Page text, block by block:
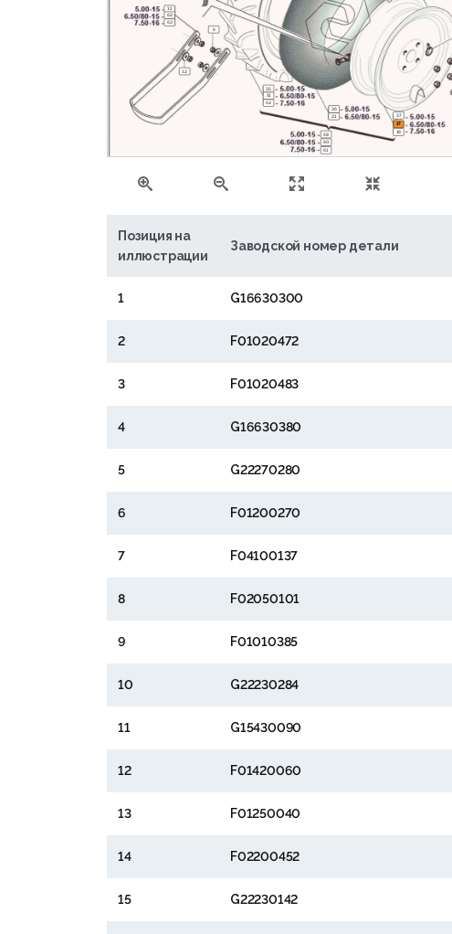
6
11
12
17
18
21
35
36
37
51
52
58
60
61
62
63
Позиция на
иллюстрации
Заводской номер детали
1 G16630300
2 F01020472
3 F01020483
4 G16630380
5 G22270280
6 F01200270
7 F04100137
8 F02050101
9 F01010385
10 G22230284
11 G15430090
12 F01420060
13 F01250040
14 F02200452
15 G22230142